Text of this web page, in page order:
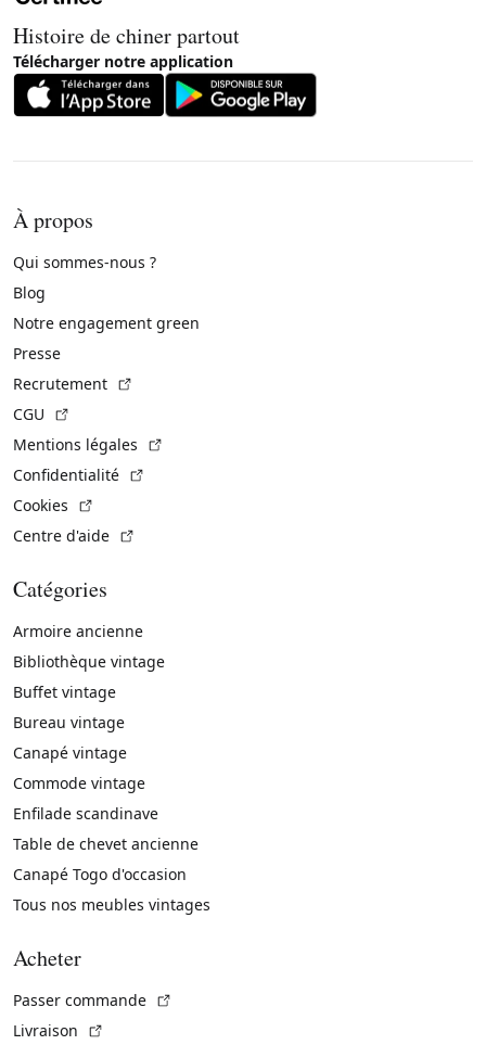
Histoire de chiner partout
Télécharger notre application
À propos
Qui sommes-nous ?
Blog
Notre engagement green
Presse
Recrutement
CGU
Mentions légales
Confidentialité
Cookies
Centre d'aide
Catégories
Armoire ancienne
Bibliothèque vintage
Buffet vintage
Bureau vintage
Canapé vintage
Commode vintage
Enfilade scandinave
Table de chevet ancienne
Canapé Togo d'occasion
Tous nos meubles vintages
Acheter
Passer commande
Livraison